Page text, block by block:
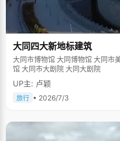
大同四大新地标建筑
大同市博物馆 大同博物馆 大同市美术馆 大同美术馆 大同市图书馆 大同图书
馆 大同市大剧院 大同大剧院
UP主: 卢颖
旅行 • 2026/7/3